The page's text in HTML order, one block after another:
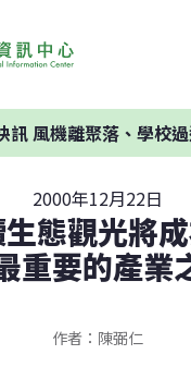
風機離聚落、學校過近
2000年12月22日
態觀光將
重要的產業
作者：陳弼仁